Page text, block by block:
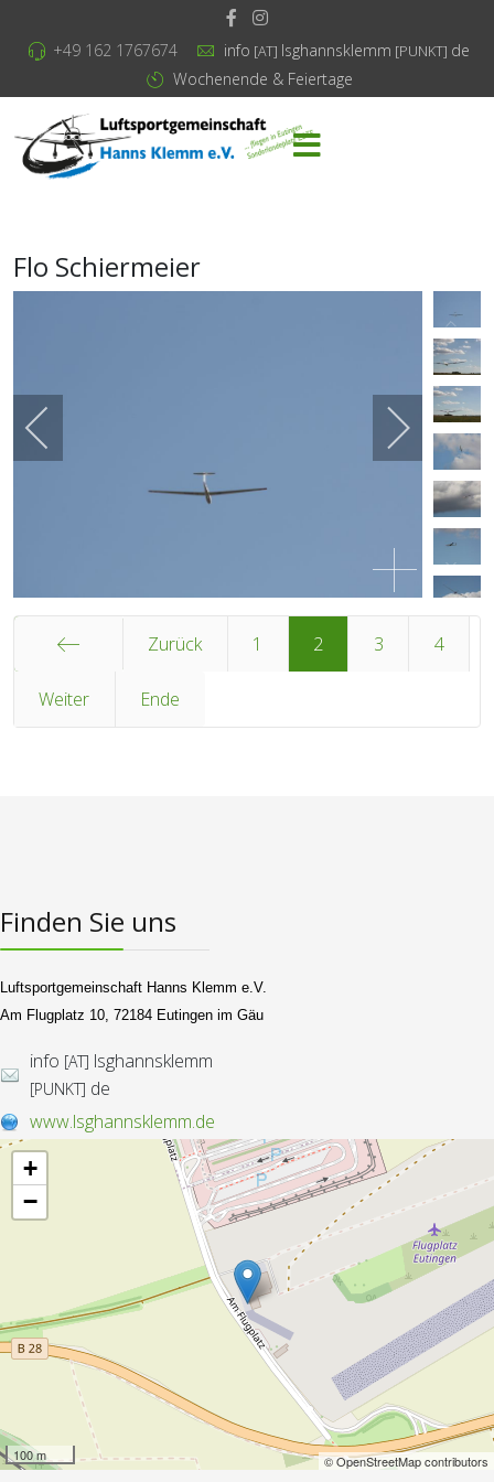
+49 162 1767674 info [AT] lsghannsklemm [PUNKT] de
Wochenende & Feiertage
Flo Schiermeier
Start
Zurück 1 2 3 4
Weiter Ende
Finden Sie uns
Luftsportgemeinschaft Hanns Klemm e.V.
Am Flugplatz 10, 72184 Eutingen im Gäu
info [AT] lsghannsklemm
[PUNKT] de
www.lsghannsklemm.de
+
−
100 m © OpenStreetMap contributors